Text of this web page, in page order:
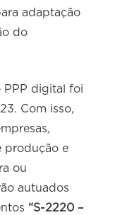
adaptação
do
PPP digital foi
Com isso,
produção e
ou
autuados
“S-2220 –